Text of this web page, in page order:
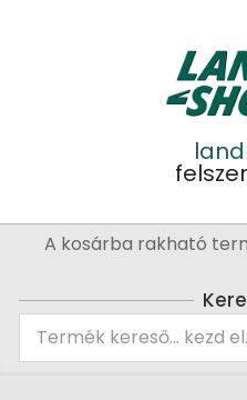
PrimaryA kosárba rakható